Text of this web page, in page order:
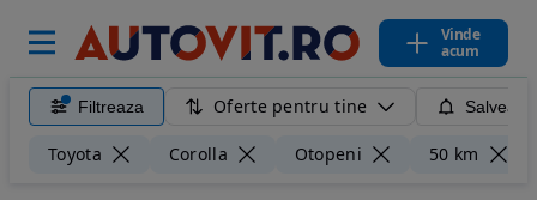
Vinde
acum
Filtreaza Oferte pentru tine
Toyota Corolla Otopeni 50 km